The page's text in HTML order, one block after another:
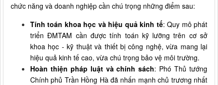
chức năng và doanh nghiệp cần chú trọng những điểm sau:
Tính toán khoa học và hiệu quả kinh tế: Quy mô phát
triển ĐMTAM cần được tính toán kỹ lưỡng trên cơ sở
khoa học - kỹ thuật và thiết bị công nghệ, vừa mang lại
hiệu quả kinh tế cao, vừa chú trọng bảo vệ môi trường.
Hoàn thiện pháp luật và chính sách: Phó Thủ tướng
Chính phủ Trần Hồng Hà đã nhấn mạnh chủ trương nhất